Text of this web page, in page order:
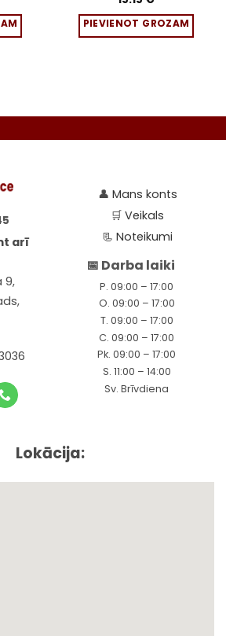
PIEVIENOT GROZAM
arī
9,
👤 Mans konts
🛒Veikals
📃Noteikumi
📅 Darba laiki
P. 09:00 – 17:00
O. 09:00 – 17:00
T. 09:00 – 17:00
C. 09:00 – 17:00
Pk. 09:00 – 17:00
S. 11:00 – 14:00
Sv. Brīvdiena
Lokācija: